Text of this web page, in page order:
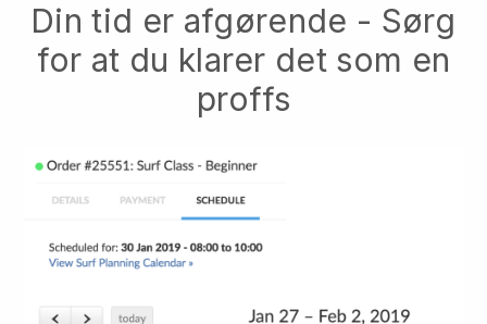
Din tid er afgørende - Sørg
for at du klarer det som en
proffs